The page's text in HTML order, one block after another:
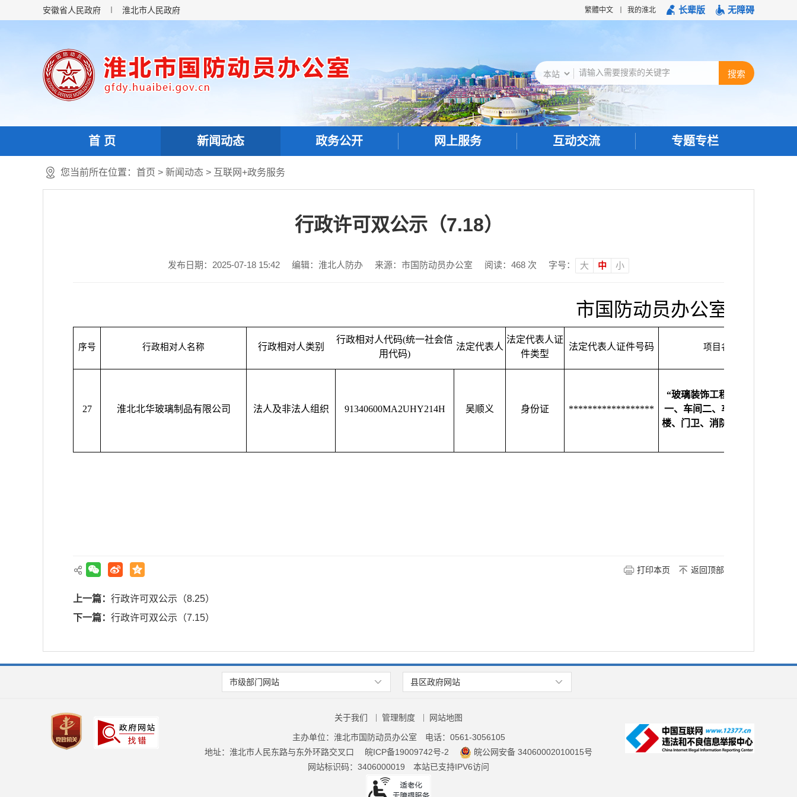
安徽省人民政府 淮北市人民政府 繁體中文 我的淮北 长辈版 无障碍
首 页 新闻动态 政务公开 网上服务 互动交流 专题专栏
您当前所在位置： 首页 > 新闻动态 > 互联网+政务服务
行政许可双公示（7.18）
发布日期：2025-07-18 15:42 编辑：淮北人防办 来源：市国防动员办公室 阅读： 468 次 字号： 大 中 小
市国防动员办公室行政许
序号 行政相对人名称 行政相对人类别
行政相对人代码(统一社会信
用代码)
法定代表人
法定代表人证
件类型
法定代表人证件号码 项目名称
27 淮北北华玻璃制品有限公司 法人及非法人组织 91340600MA2UHY214H 吴顺义 身份证 ******************
“玻璃装饰工程制造（车间
一、车间二、车间三、综合
楼、门卫、消防泵房）”项目
打印本页 返回顶部
上一篇： 行政许可双公示（8.25）
下一篇： 行政许可双公示（7.15）
市级部门网站 县区政府网站
关于我们 管理制度 网站地图
主办单位：淮北市国防动员办公室
电话：0561-3056105
地址：淮北市人民东路与东外环路交叉口
皖ICP备19009742号-2
皖公网安备 34060002010015号
网站标识码：3406000019
本站已支持IPV6访问